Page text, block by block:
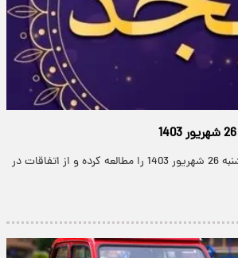
​فال ابجد روزانه امروز دوشنبه 26 شهریور 1403 را مطالعه کرده و از اتفاقات در